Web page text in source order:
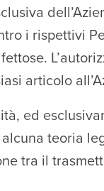
i rispettivi
articolo
ed
teoria
tra il